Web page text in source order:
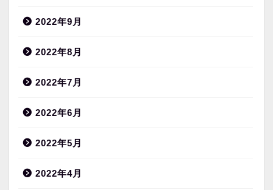
2022年9月
2022年8月
2022年7月
2022年6月
2022年5月
2022年4月